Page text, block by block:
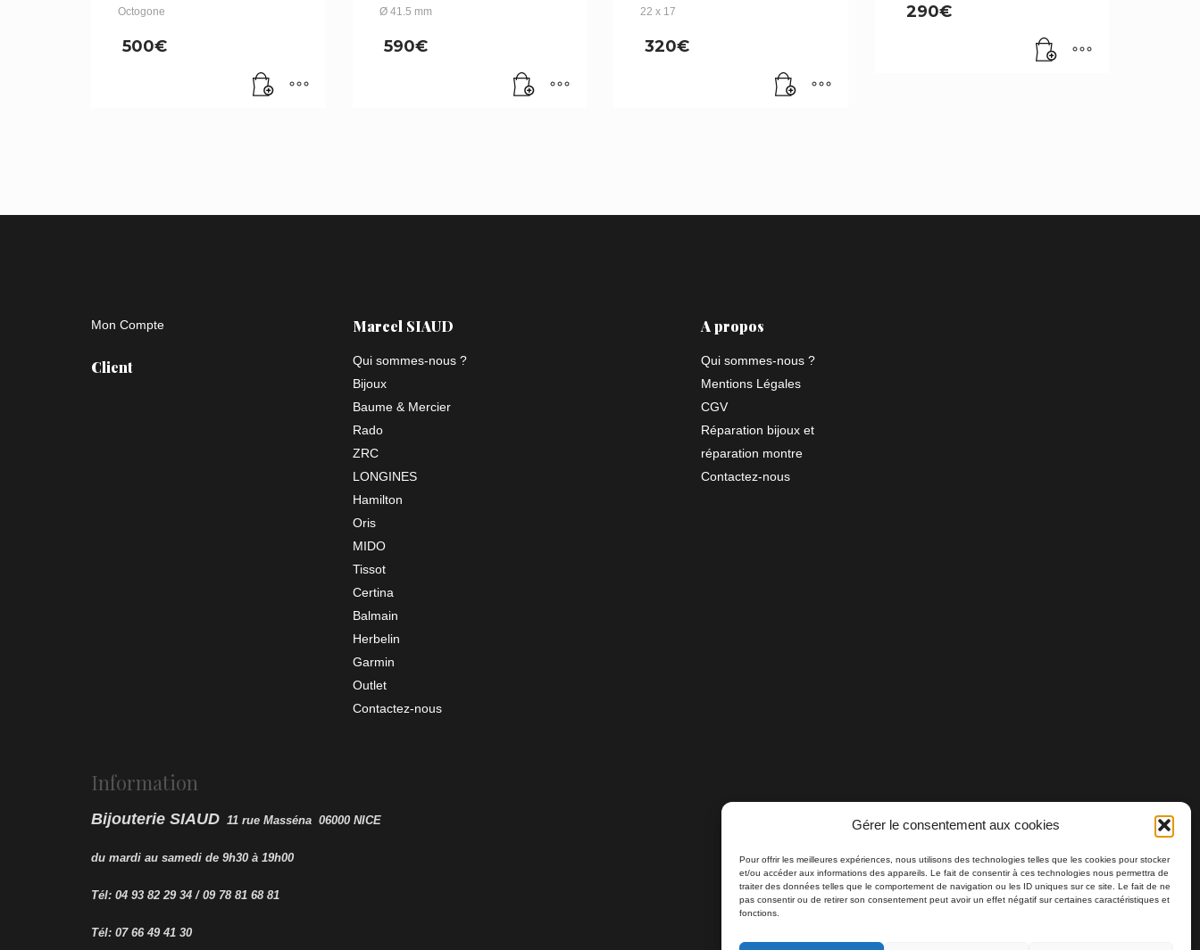
Gérer le consentement aux cookies
Pour offrir les meilleures expériences, nous utilisons des technologies telles que les cookies pour stocker
et/ou accéder aux informations des appareils. Le fait de consentir à ces technologies nous permettra de
traiter des données telles que le comportement de navigation ou les ID uniques sur ce site. Le fait de ne
pas consentir ou de retirer son consentement peut avoir un effet négatif sur certaines caractéristiques et
fonctions.
Octogone
500€
Ø 41.5 mm
590€
22 x 17
320€
290€
Mon Compte
Client
Marcel SIAUD
Qui sommes-nous ?
Bijoux
Baume & Mercier
Rado
ZRC
LONGINES
Hamilton
Oris
MIDO
Tissot
Certina
Balmain
Herbelin
Garmin
Outlet
Contactez-nous
A propos
Qui sommes-nous ?
Mentions Légales
CGV
Réparation bijoux et
réparation montre
Contactez-nous
Information
Bijouterie SIAUD 11 rue Masséna 06000 NICE
du mardi au samedi de 9h30 à 19h00
Tél: 04 93 82 29 34 / 09 78 81 68 81
Tél: 07 66 49 41 30